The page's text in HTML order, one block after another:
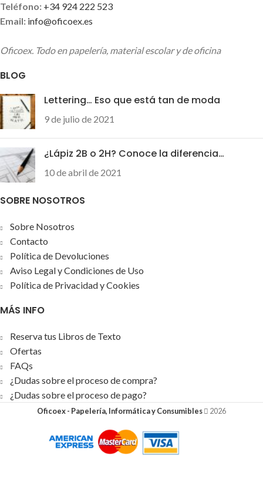
Teléfono: +34 924 222 523
Email: info@oficoex.es
Oficoex. Todo en papelería, material escolar y de oficina
BLOG
Lettering… Eso que está tan de moda
9 de julio de 2021
¿Lápiz 2B o 2H? Conoce la diferencia…
10 de abril de 2021
SOBRE NOSOTROS
Sobre Nosotros
Contacto
Política de Devoluciones
Aviso Legal y Condiciones de Uso
Política de Privacidad y Cookies
MÁS INFO
Reserva tus Libros de Texto
Ofertas
FAQs
¿Dudas sobre el proceso de compra?
¿Dudas sobre el proceso de pago?
Oficoex - Papelería, Informática y Consumibles 2026